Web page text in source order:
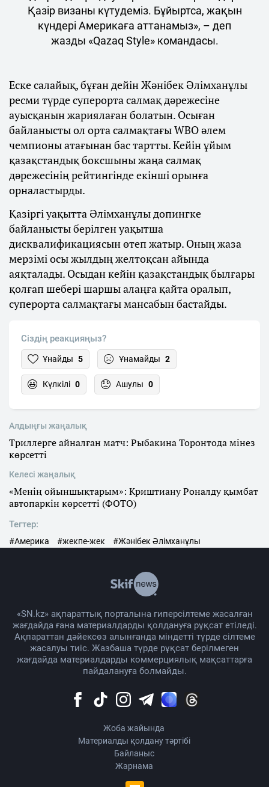
Қазір визаны күтудеміз. Бұйыртса, жақын
күндері Америкаға аттанамыз», – деп
жазды «Qazaq Style» командасы.
Еске салайық, бұған дейін Жәнібек Әлімханұлы
ресми түрде суперорта салмақ дәрежесіне
ауысқанын жариялаған болатын. Осыған
байланысты ол орта салмақтағы WBO әлем
чемпионы атағынан бас тартты. Кейін ұйым
қазақстандық боксшыны жаңа салмақ
дәрежесінің рейтингінде екінші орынға
орналастырды.
Қазіргі уақытта Әлімханұлы допингке
байланысты берілген уақытша
дисквалификациясын өтеп жатыр. Оның жаза
мерзімі осы жылдың желтоқсан айында
аяқталады. Осыдан кейін қазақстандық былғары
қолғап шебері шаршы алаңға қайта оралып,
суперорта салмақтағы мансабын бастайды.
Сіздің реакцияңыз?
Ұнайды 5 Ұнамайды 2
Күлкілі 0 Ашулы 0
Алдыңғы жаңалық
Триллерге айналған матч: Рыбакина Торонтода мінез
көрсетті
Келесі жаңалық
«Менің ойыншықтарым»: Криштиану Роналду қымбат
автопаркін көрсетті (ФОТО)
Тегтер:
#Америка #жекпе-жек #Жәнібек Әлімханұлы
«SN.kz» ақпараттық порталына гиперсілтеме жасалған
жағдайда ғана материалдарды қолдануға рұқсат етіледі.
Ақпараттан дәйексөз алынғанда міндетті түрде сілтеме
жасалуы тиіс. Жазбаша түрде рұқсат берілмеген
жағдайда материалдарды коммерциялық мақсаттарға
пайдалануға болмайды.
Жоба жайында
Материалды қолдану тәртібі
Байланыс
Жарнама